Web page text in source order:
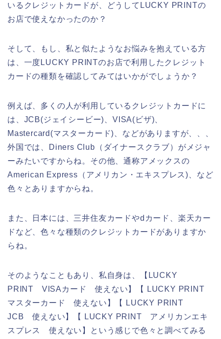
いるクレジットカードが、どうしてLUCKY PRINTの
お店で使えなかったのか？
そして、もし、私と似たようなお悩みを抱えている方
は、一度LUCKY PRINTのお店で利用したクレジット
カードの種類を確認してみてはいかがでしょうか？
例えば、多くの人が利用しているクレジットカードに
は、JCB(ジェイシービー)、VISA(ビザ)、
Mastercard(マスターカード)、などがありますが、、、
外国では、Diners Club（ダイナースクラブ）がメジャ
ーみたいですからね。その他、通称アメックスの
American Express（アメリカン・エキスプレス)、など
色々とありますからね。
また、日本には、三井住友カードやdカード、楽天カー
ドなど、色々な種類のクレジットカードがありますか
らね。
そのようなこともあり、私自身は、【LUCKY
PRINT VISAカード 使えない】【 LUCKY PRINT
マスターカード 使えない】【 LUCKY PRINT
JCB 使えない】【 LUCKY PRINT アメリカンエキ
スプレス 使えない】という感じで色々と調べてみる